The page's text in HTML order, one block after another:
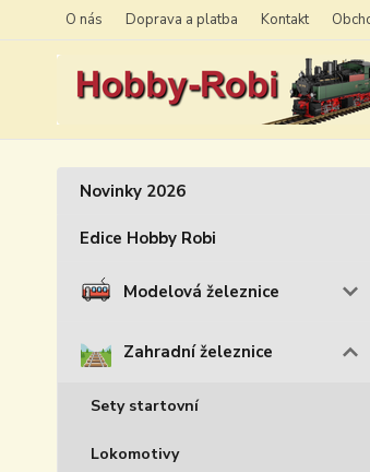
O nás Doprava a platba Kontakt
Novinky 2026
Edice Hobby Robi
Modelová železnice
Zahradní železnice
Sety startovní
Lokomotivy